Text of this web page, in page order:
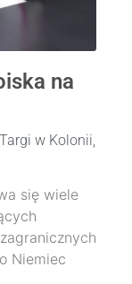
na
Targi w Kolonii,
się wiele
Niemiec